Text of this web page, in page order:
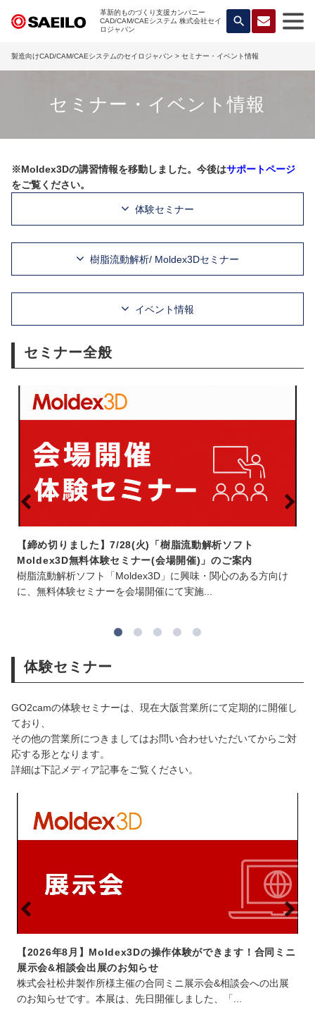
革新的ものづくり支援カンパニー
CAD/CAM/CAEシステム 株式会社セイ
ロジャパン
search
製造向けCAD/CAM/CAEシステムのセイロジャパン > セミナー・イベント情報
セミナー・イベント情報
※Moldex3Dの講習情報を移動しました。今後はサポートページ
をご覧ください。
体験セミナー
樹脂流動解析/ Moldex3Dセミナー
イベント情報
セミナー全般
【締め切りました】7/28(火)「樹脂流動解析ソフト
Moldex3D無料体験セミナー(会場開催)」のご案内
樹脂流動解析ソフト「Moldex3D」に興味・関心のある方向け
に、無料体験セミナーを会場開催にて実施...
体験セミナー
GO2camの体験セミナーは、現在大阪営業所にて定期的に開催し
ており、
その他の営業所につきましてはお問い合わせいただいてからご対
応する形となります。
詳細は下記メディア記事をご覧ください。
【2026年8月】Moldex3Dの操作体験ができます！合同ミニ
展示会&相談会出展のお知らせ
株式会社松井製作所様主催の合同ミニ展示会&相談会への出展
のお知らせです。本展は、先日開催しました、「...